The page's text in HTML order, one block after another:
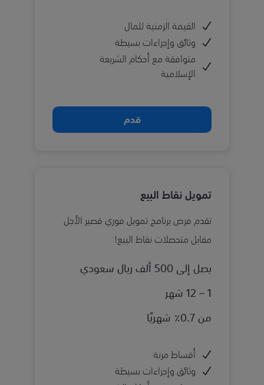
القيمة الزمنية للمال
وثائق وإجراءات بسيطة
متوافقة مع أحكام الشريعة
الإسلامية
قدم
تمويل نقاط البيع
تقدم فرص برنامج تمويل فوري قصير الأجل
مقابل متحصلات نقاط البيع!
يصل إلى 500 ألف ريال سعودي
1 – 12 شهر
من 0.7٪ شهريًا
أقساط مرنة
وثائق وإجراءات بسيطة